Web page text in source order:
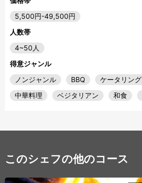
5,500円-49,500円
人数帯
4~50人
得意ジャンル
ノンジャンル
BBQ ケータリング
中華料理
ベジタリアン 和食
このシェフの他のコース